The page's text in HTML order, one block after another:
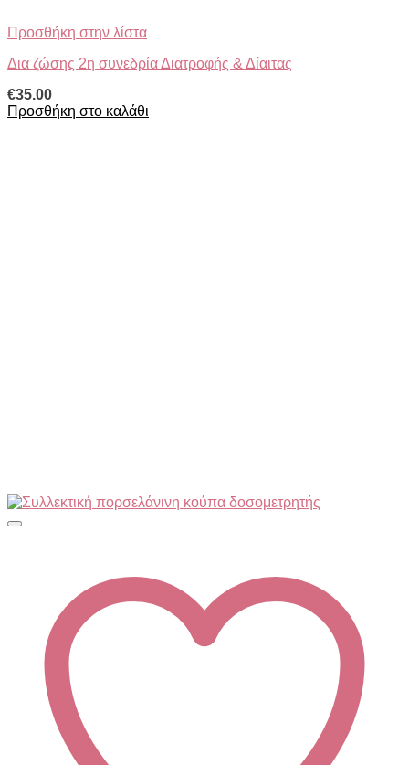
Προσθήκη στην λίστα
Δια ζώσης 2η συνεδρία Διατροφής & Δίαιτας
€35.00
Προσθήκη στο καλάθι